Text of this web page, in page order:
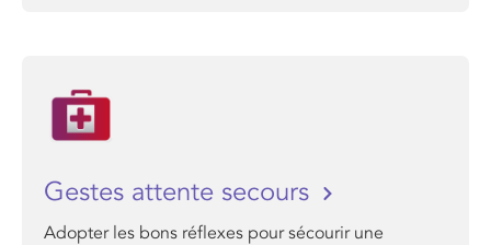
Gestes attente secours
Adopter les bons réflexes pour sécourir une